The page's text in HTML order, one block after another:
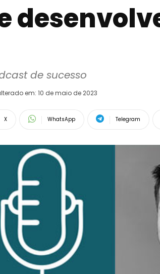
de sucesso
em: 10 de maio de 2023
X WhatsApp Telegram